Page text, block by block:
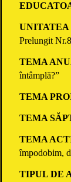
Prelungit
TEMA
întâmplă?”
TEMA
TEMA
TEMA
împodobim,
TIPUL DE